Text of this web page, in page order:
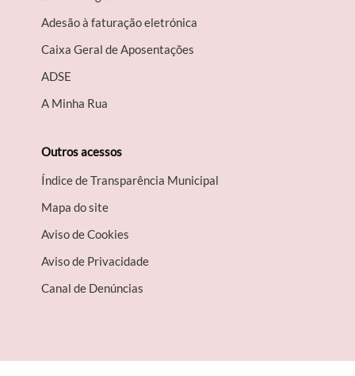
Adesão à faturação eletrónica
Caixa Geral de Aposentações
A​DSE
A Minha Rua
Outros acessos
Índice de Transparência Municipal
Mapa do site
Aviso de Cookies
Aviso de Privacidade
Canal de Denúncias